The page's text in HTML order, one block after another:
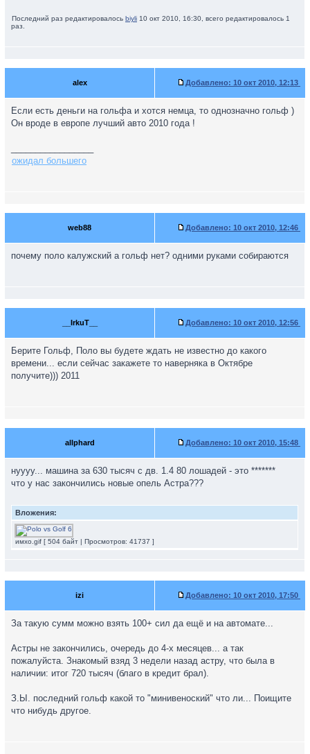
Последний раз редактировалось biyli 10 окт 2010, 16:30, всего редактировалось 1
раз.
alex Добавлено: 10 окт 2010, 12:13
Если есть деньги на гольфа и хотся немца, то однозначно гольф )
Он вроде в европе лучший авто 2010 года !
ожидал большего
web88 Добавлено: 10 окт 2010, 12:46
почему поло калужский а гольф нет? одними руками собираются
__IrkuT__ Добавлено: 10 окт 2010, 12:56
Берите Гольф, Поло вы будете ждать не известно до какого
времени... если сейчас закажете то наверняка в Октябре
получите))) 2011
allphard Добавлено: 10 окт 2010, 15:48
нуууу... машина за 630 тысяч с дв. 1.4 80 лошадей - это *******
что у нас закончились новые опель Астра???
Вложения:
имхо.gif [ 504 байт | Просмотров: 41737 ]
izi Добавлено: 10 окт 2010, 17:50
За такую сумм можно взять 100+ сил да ещё и на автомате...
Астры не закончились, очередь до 4-х месяцев... а так
пожалуйста. Знакомый взяд 3 недели назад астру, что была в
наличии: итог 720 тысяч (благо в кредит брал).
З.Ы. последний гольф какой то "минивеноский" что ли... Поищите
что нибудь другое.